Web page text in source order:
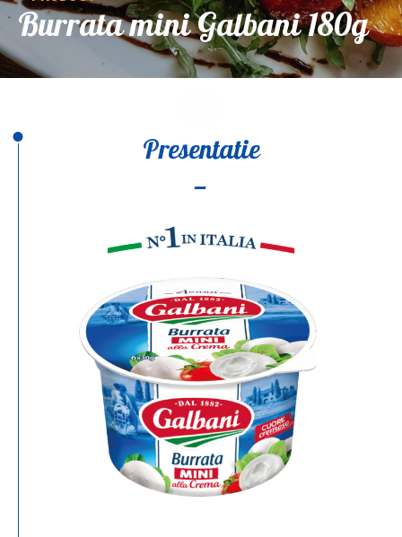
Burrata mini Galbani 180g
Presentatie